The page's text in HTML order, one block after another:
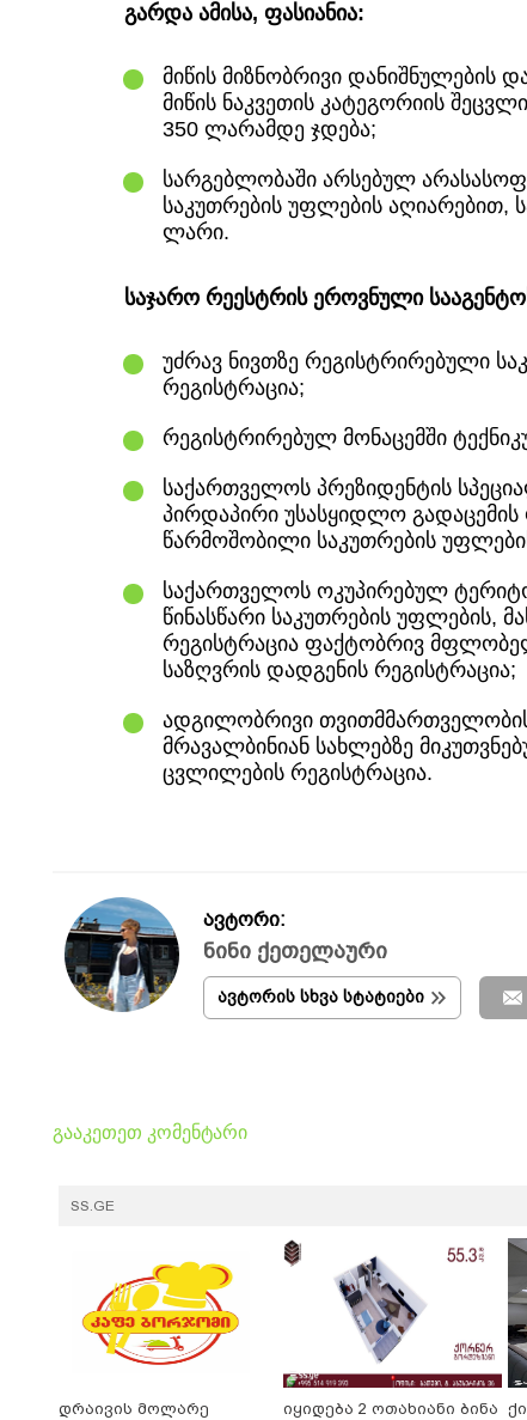
გარდა ამისა, ფასიანია:
მიწის მიზნობრივი დანიშნულების
მიწის ნაკვეთის კატეგორიის
350 ლარამდე ჯდება;
სარგებლობაში არსებულ
საკუთრების უფლების აღიარებით,
ლარი.
საჯარო რეესტრის ეროვნული
უძრავ ნივთზე რეგისტრირებული
რეგისტრაცია;
რეგისტრირებულ მონაცემში
საქართველოს პრეზიდენტის
პირდაპირი უსასყიდლო
წარმოშობილი საკუთრების
საქართველოს ოკუპირებულ
წინასწარი საკუთრების უფლების,
რეგისტრაცია ფაქტობრივ
საზღვრის დადგენის რეგისტრაცია;
ადგილობრივი
მრავალბინიან სახლებზე
ცვლილების რეგისტრაცია.
ავტორი:
ნინი ქეთელაური
ავტორის სხვა სტატიები
გააკეთეთ კომენტარი
SS.GE
დრაივის მოლარე
იყიდება 2 ოთახიანი ბინა